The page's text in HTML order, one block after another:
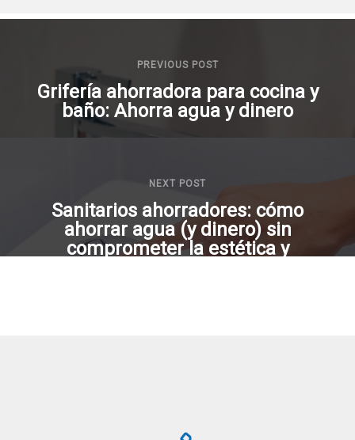
PREVIOUS POST
Grifería ahorradora para cocina y
baño: Ahorra agua y dinero
NEXT POST
Sanitarios ahorradores: cómo
ahorrar agua (y dinero) sin
comprometer la estética y